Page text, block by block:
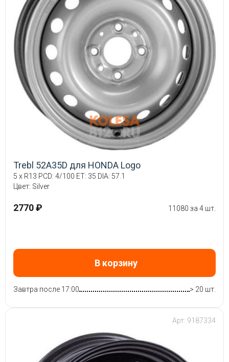
Trebl 52A35D для HONDA Logo
5 x R13 PCD: 4/100 ET: 35 DIA: 57.1
Цвет: Silver
2770 ₽ 11080 за 4 шт.
В корзину
Завтра после 17:00 > 20 шт.
Арт: 9187334